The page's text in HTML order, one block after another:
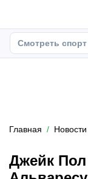
Смотреть
Главная
Джейк